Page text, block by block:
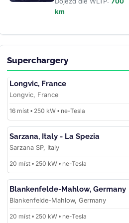
km
Superchargery
Longvic, France
Longvic, France
16 míst • 250 kW • ne-Tesla
Sarzana, Italy - La Spezia
Sarzana SP, Italy
20 míst • 250 kW • ne-Tesla
Blankenfelde-Mahlow, Germany
Blankenfelde-Mahlow, Germany
20 míst • 250 kW • ne-Tesla